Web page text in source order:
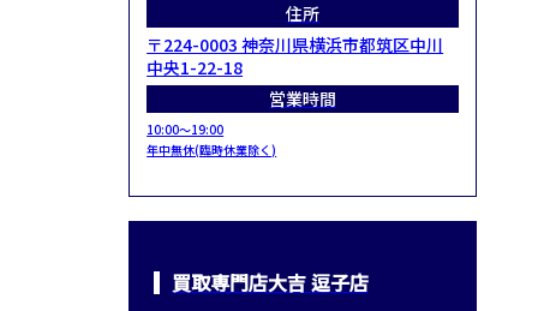
住所
〒224-0003 神奈川県横浜市都筑区中川
中央1-22-18
営業時間
10:00～19:00
年中無休(臨時休業除く)
買取専門店大吉 逗子店